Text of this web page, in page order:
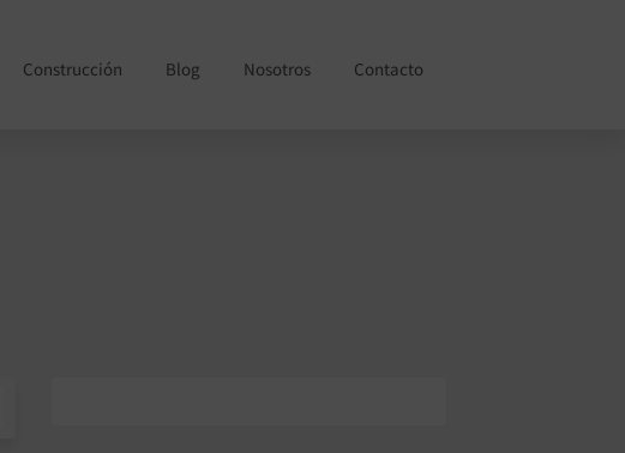
Construcción Blog Nosotros Contacto